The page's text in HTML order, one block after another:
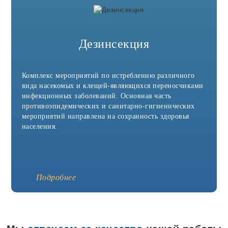
Дезинсекция
Комплекс мероприятий по истреблению различного
вида насекомых и клещей-являющихся переносчиками
инфекционных заболеваний. Основная часть
противоэпидемических и санитарно-гигиенических
мероприятий направлена на сохранность здоровья
населения.
Подробнее